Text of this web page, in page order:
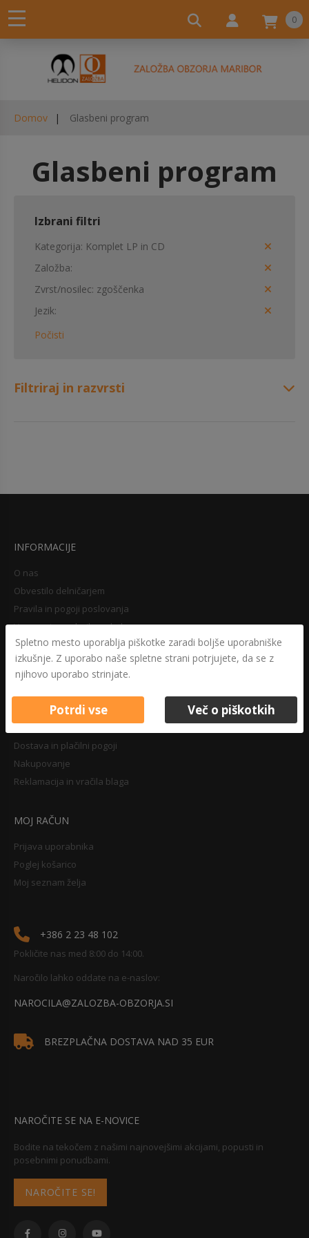
0
Domov Glasbeni program
Glasbeni program
Izbrani filtri
Kategorija Komplet LP in CD
Založba
Zvrst/nosilec zgoščenka
Jezik
Počisti
Filtriraj in razvrsti
INFORMACIJE
O nas
Obvestilo delničarjem
Pravila in pogoji poslovanja
Varovanje osebnih podatkov
Druga določila
Pravilnik o zasebnosti
Pravno obvestilo
Dostava in plačilni pogoji
Nakupovanje
Reklamacija in vračila blaga
MOJ RAČUN
Prijava uporabnika
Poglej košarico
Moj seznam želja
+386 2 23 48 102
Pokličite nas med 8:00 do 14:00.
Naročilo lahko oddate na e-naslov:
NAROCILA@ZALOZBA-OBZORJA.SI
BREZPLAČNA DOSTAVA NAD 35 EUR
NAROČITE SE NA E-NOVICE
Bodite na tekočem z našimi najnovejšimi akcijami, popusti in
posebnimi ponudbami.
NAROČITE SE!
Spletno mesto uporablja piškotke zaradi boljše uporabniške
izkušnje. Z uporabo naše spletne strani potrjujete, da se z
njihovo uporabo strinjate.
Potrdi vse Več o piškotkih